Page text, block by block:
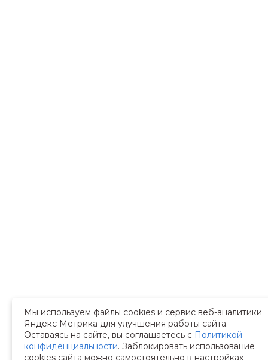
Мы используем файлы cookies и сервис веб-аналитики
Яндекс Метрика для улучшения работы сайта.
Оставаясь на сайте, вы соглашаетесь с Политикой
конфиденциальности. Заблокировать использование
cookies сайта можно самостоятельно в настройках